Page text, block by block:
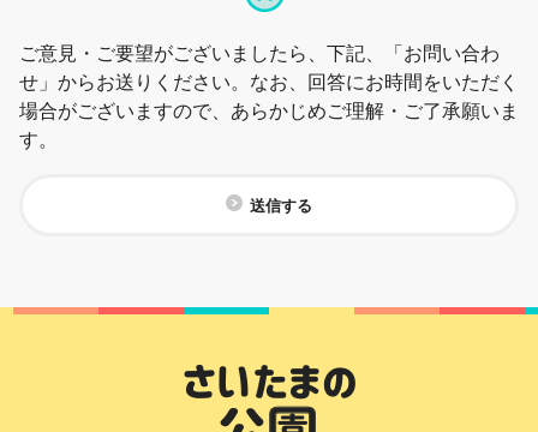
ご意見・ご要望がございましたら、下記、「お問い合わ
せ」からお送りください。なお、回答にお時間をいただく
場合がございますので、あらかじめご理解・ご了承願いま
す。
送信する